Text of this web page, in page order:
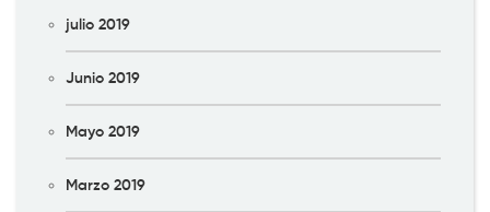
julio 2019
Junio 2019
Mayo 2019
Marzo 2019